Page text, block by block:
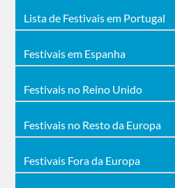
Lista de Festivais em Portugal
Festivais em Espanha
Festivais no Reino Unido
Festivais no Resto da Europa
Festivais Fora da Europa